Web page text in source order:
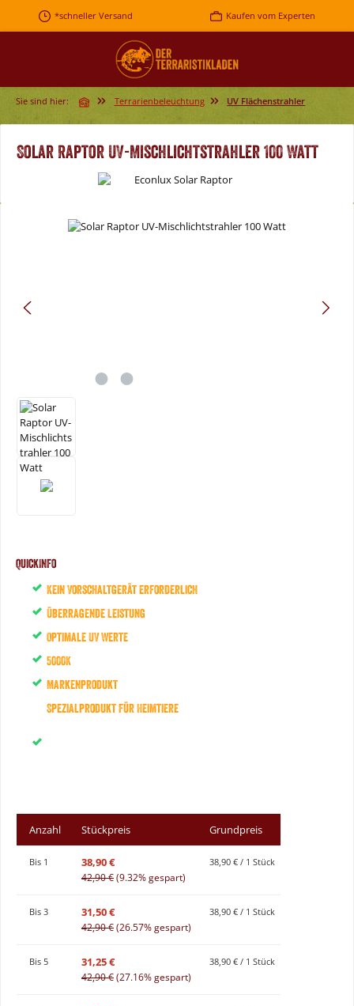
Zum Hauptinhalt springen
*schneller Versand Kaufen vom Experten
Sie sind hier: Terrarienbeleuchtung UV Flächenstrahler
Solar Raptor UV-Mischlichtstrahler 100 Watt
Bildergalerie überspringen
QuickInfo
Kein Vorschaltgerät erforderlich
Überragende Leistung
Optimale UV Werte
5000K
Markenprodukt
Spezialprodukt für Heimtiere
Anzahl Stückpreis Grundpreis
Bis 1 38,90 €
42,90 €(9.32% gespart)
38,90 € / 1 Stück
Bis 3 31,50 €
42,90 €(26.57% gespart)
38,90 € / 1 Stück
Bis 5 31,25 €
42,90 €(27.16% gespart)
38,90 € / 1 Stück